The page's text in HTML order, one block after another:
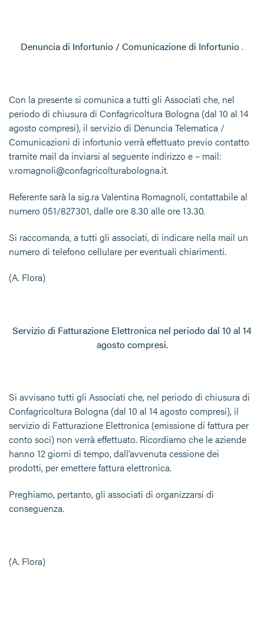
Denuncia di Infortunio / Comunicazione di Infortunio .
Con la presente si comunica a tutti gli Associati che, nel
periodo di chiusura di Confagricoltura Bologna (dal 10 al 14
agosto compresi), il servizio di Denuncia Telematica /
Comunicazioni di infortunio verrà effettuato previo contatto
tramite mail da inviarsi al seguente indirizzo e – mail:
v.romagnoli@confagricolturabologna.it.
Referente sarà la sig.ra Valentina Romagnoli, contattabile al
numero 051/827301, dalle ore 8.30 alle ore 13.30.
Si raccomanda, a tutti gli associati, di indicare nella mail un
numero di telefono cellulare per eventuali chiarimenti.
(A. Flora)
Servizio di Fatturazione Elettronica nel periodo dal 10 al 14
agosto compresi.
Si avvisano tutti gli Associati che, nel periodo di chiusura di
Confagricoltura Bologna (dal 10 al 14 agosto compresi), il
servizio di Fatturazione Elettronica (emissione di fattura per
conto soci) non verrà effettuato. Ricordiamo che le aziende
hanno 12 giorni di tempo, dall’avvenuta cessione dei
prodotti, per emettere fattura elettronica.
Preghiamo, pertanto, gli associati di organizzarsi di
conseguenza.
(A. Flora)